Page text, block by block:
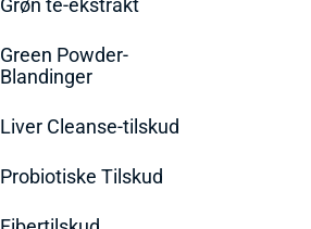
Grøn te-ekstrakt
Green Powder-
Blandinger
Liver Cleanse-tilskud
Probiotiske Tilskud